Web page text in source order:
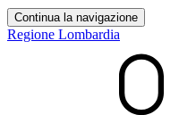
Continua la navigazione
Regione Lombardia